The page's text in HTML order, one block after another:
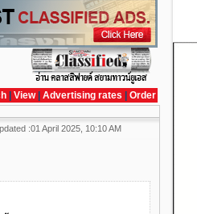
| View Advertising rates Order
:01 April 2025, 10:10 AM